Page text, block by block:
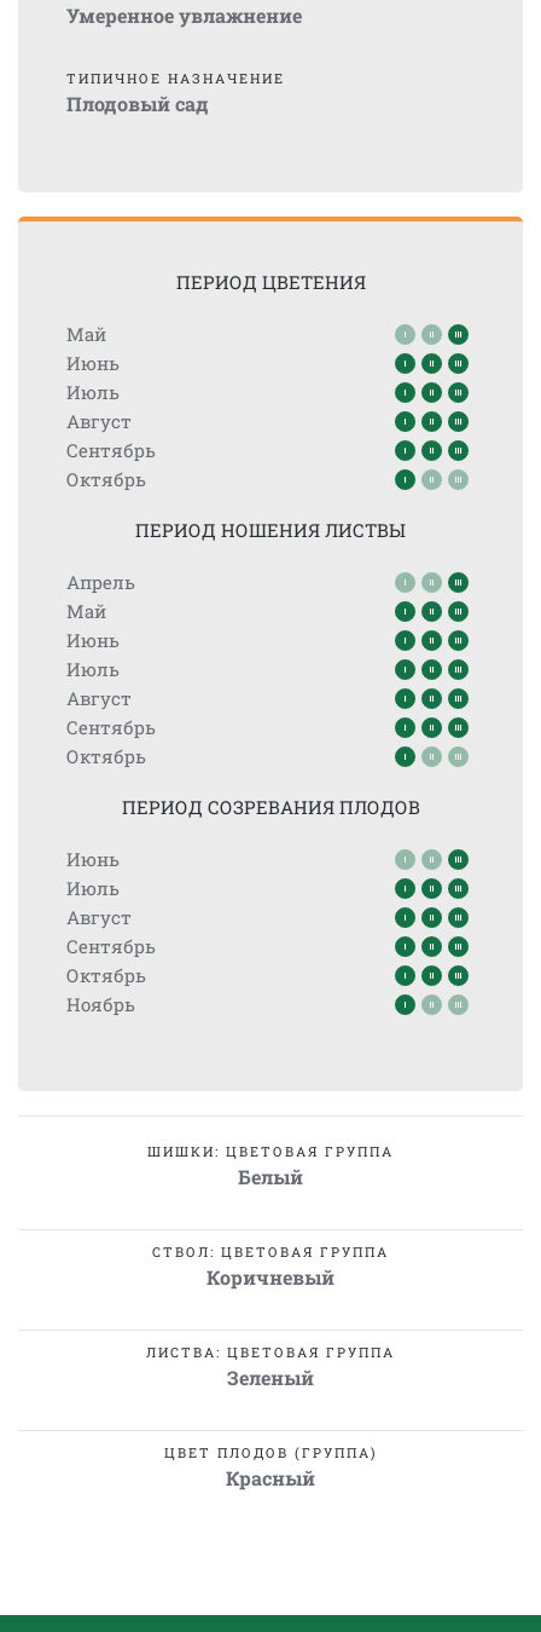
Умеренное увлажнение
ТИПИЧНОЕ НАЗНАЧЕНИЕ
Плодовый сад
ПЕРИОД ЦВЕТЕНИЯ
Май
Июнь
Июль
Август
Сентябрь
Октябрь
ПЕРИОД НОШЕНИЯ ЛИСТВЫ
Апрель
Май
Июнь
Июль
Август
Сентябрь
Октябрь
ПЕРИОД СОЗРЕВАНИЯ ПЛОДОВ
Июнь
Июль
Август
Сентябрь
Октябрь
Ноябрь
ШИШКИ: ЦВЕТОВАЯ ГРУППА
Белый
СТВОЛ: ЦВЕТОВАЯ ГРУППА
Коричневый
ЛИСТВА: ЦВЕТОВАЯ ГРУППА
Зеленый
ЦВЕТ ПЛОДОВ (ГРУППА)
Красный